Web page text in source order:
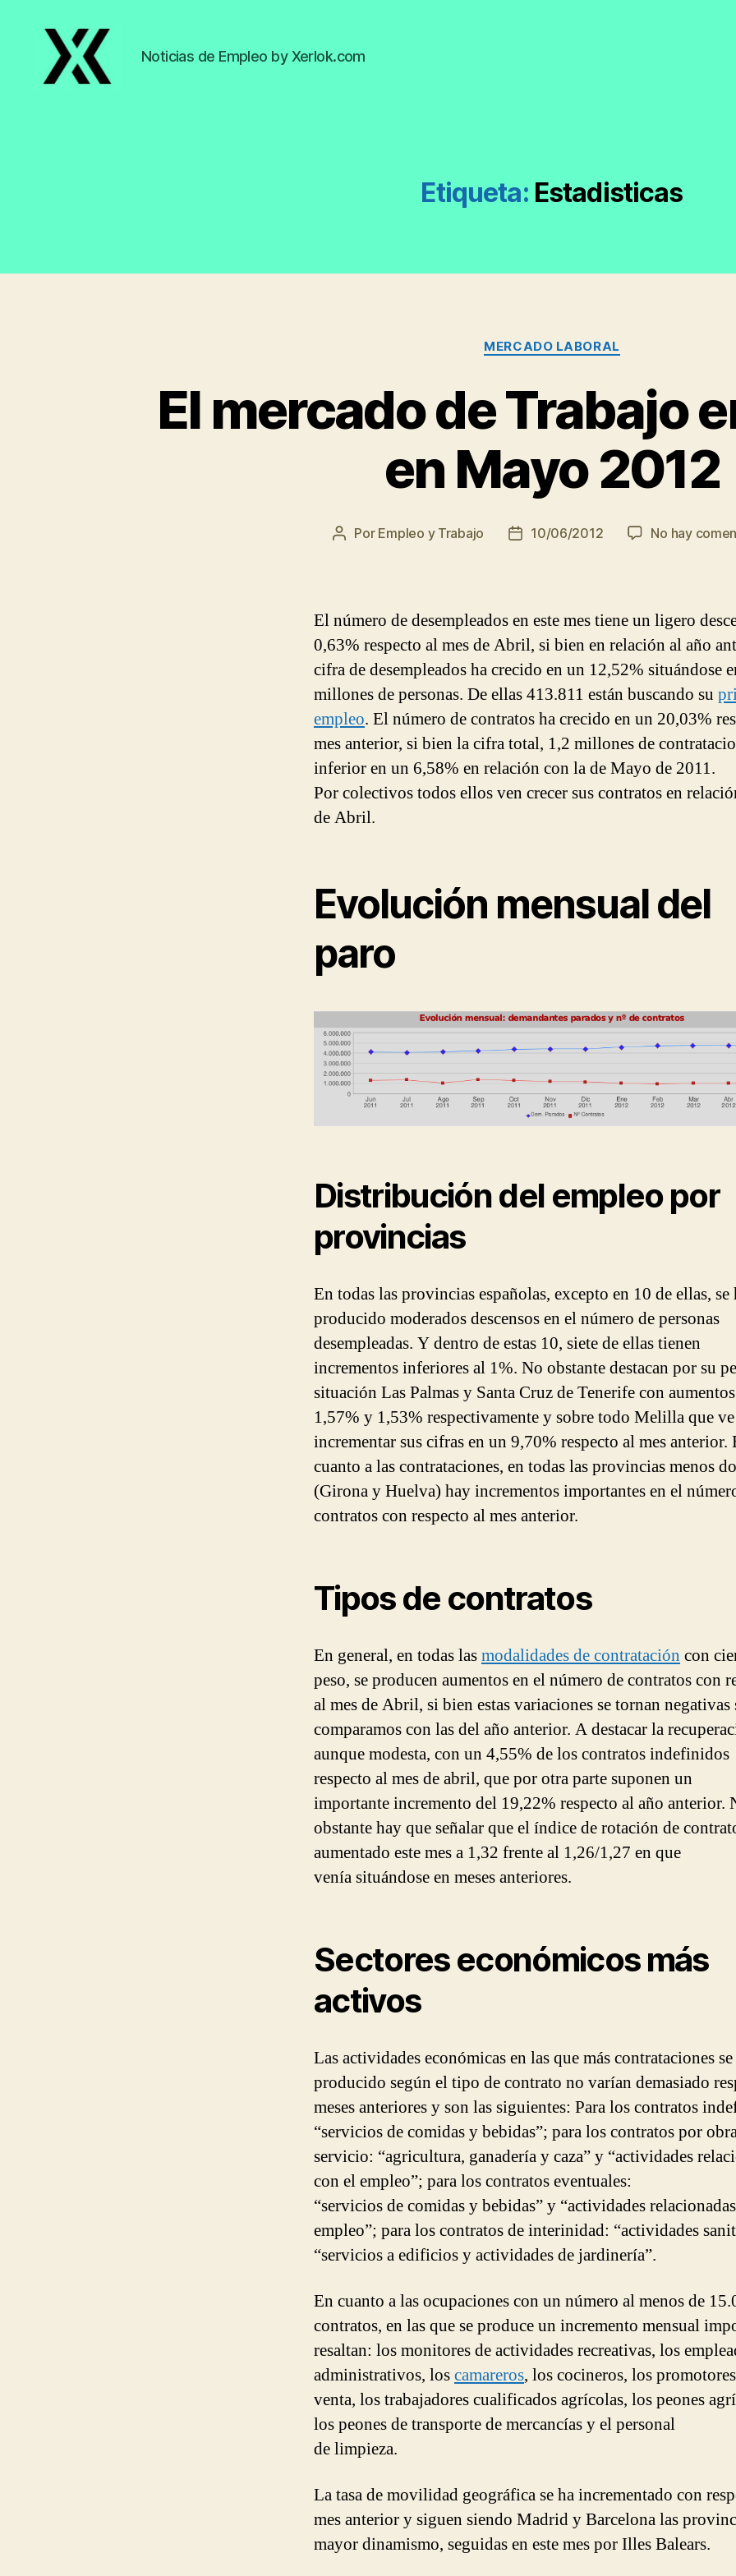
Noticias de Empleo by Xerlok.com
Etiqueta: Estadisticas
Categorías
MERCADO LABORAL
El mercado de Trabajo
en Mayo 2012
Autor
Por Empleo y Trabajo
Fecha10/06/2012 No hay
El número de desempleados en este mes tiene un ligero
0,63% respecto al mes de Abril, si bien en relación al año
cifra de desempleados ha crecido en un 12,52% situándose
millones de personas. De ellas 413.811 están buscando su
empleo. El número de contratos ha crecido en un 20,03%
mes anterior, si bien la cifra total, 1,2 millones de
inferior en un 6,58% en relación con la de Mayo de 2011.
Por colectivos todos ellos ven crecer sus contratos en
de Abril.
Evolución mensual del
paro
Distribución del empleo por
provincias
En todas las provincias españolas, excepto en 10 de ellas, se
producido moderados descensos en el número de personas
desempleadas. Y dentro de estas 10, siete de ellas tienen
incrementos inferiores al 1%. No obstante destacan por su
situación Las Palmas y Santa Cruz de Tenerife con
1,57% y 1,53% respectivamente y sobre todo Melilla que ve
incrementar sus cifras en un 9,70% respecto al mes anterior.
cuanto a las contrataciones, en todas las provincias menos
(Girona y Huelva) hay incrementos importantes en el
contratos con respecto al mes anterior.
Tipos de contratos
En general, en todas lasmodalidades de contratación con
peso, se producen aumentos en el número de contratos con
al mes de Abril, si bien estas variaciones se tornan negativas
comparamos con las del año anterior. A destacar la
aunque modesta, con un 4,55% de los contratos indefinidos
respecto al mes de abril, que por otra parte suponen un
importante incremento del 19,22% respecto al año anterior.
obstante hay que señalar que el índice de rotación de
aumentado este mes a 1,32 frente al 1,26/1,27 en que
venía situándose en meses anteriores.
Sectores económicos más
activos
Las actividades económicas en las que más contrataciones
producido según el tipo de contrato no varían demasiado
meses anteriores y son las siguientes: Para los contratos
“servicios de comidas y bebidas”; para los contratos por
servicio: “agricultura, ganadería y caza” y “actividades
con el empleo”; para los contratos eventuales:
“servicios de comidas y bebidas” y “actividades
empleo”; para los contratos de interinidad: “actividades
“servicios a edificios y actividades de jardinería”.
En cuanto a las ocupaciones con un número al menos de
contratos, en las que se produce un incremento mensual
resaltan: los monitores de actividades recreativas, los
administrativos, loscamareros, los cocineros, los
venta, los trabajadores cualificados agrícolas, los peones
los peones de transporte de mercancías y el personal
de limpieza.
La tasa de movilidad geográfica se ha incrementado con
mes anterior y siguen siendo Madrid y Barcelona las
mayor dinamismo, seguidas en este mes por Illes Balears.